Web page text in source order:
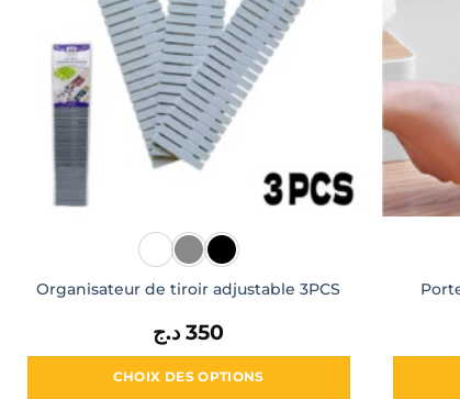
Organisateur de tiroir adjustable 3PCS
350 د.ج
CHOIX DES OPTIONS